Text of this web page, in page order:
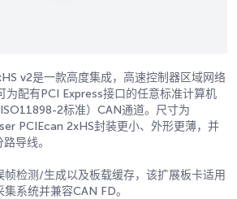
v2是一款高度集成，高速控制器区域网络
为配有PCI Express接口的任意标准计算机
2标准）CAN通道。尺寸为
PCIEcan 2xHS封装更小、外形更薄，并
导线。
帧检测/生成以及板载缓存，该扩展板卡适用
系统并兼容CAN FD。